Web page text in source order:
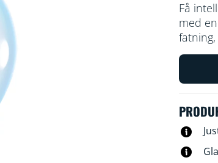
Få
med
Brug
op